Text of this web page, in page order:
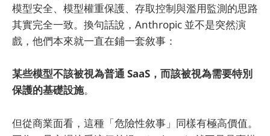
模型安全、模型權重保護、存取控制與濫用監測的思路
其實完全一致。換句話說，Anthropic 並不是突然演
戲，他們本來就一直在鋪一套敘事：
某些模型不該被視為普通 SaaS，而該被視為需要特別
保護的基礎設施。
但從商業面看，這種「危險性敘事」同樣有極高價值。